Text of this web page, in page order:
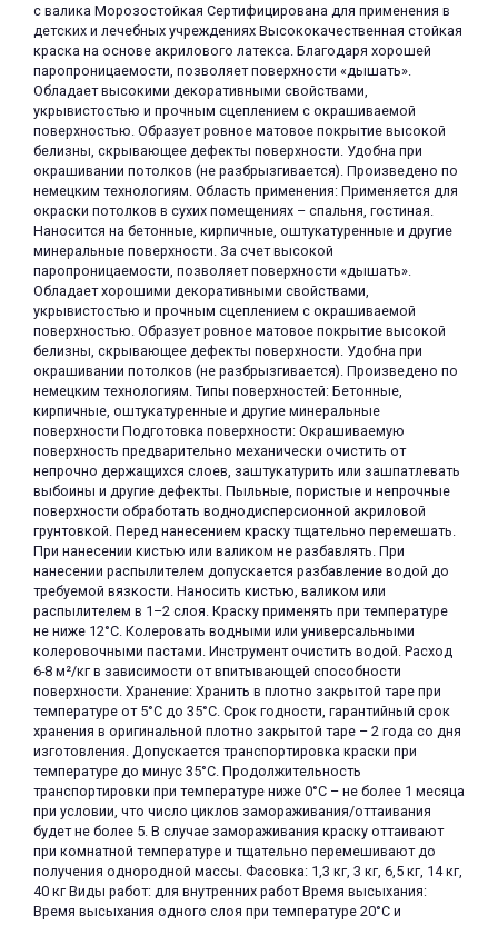
с валика Морозостойкая Сертифицирована для применения в
детских и лечебных учреждениях Высококачественная стойкая
краска на основе акрилового латекса. Благодаря хорошей
паропроницаемости, позволяет поверхности «дышать».
Обладает высокими декоративными свойствами,
укрывистостью и прочным сцеплением с окрашиваемой
поверхностью. Образует ровное матовое покрытие высокой
белизны, скрывающее дефекты поверхности. Удобна при
окрашивании потолков (не разбрызгивается). Произведено по
немецким технологиям. Область применения: Применяется для
окраски потолков в сухих помещениях – спальня, гостиная.
Наносится на бетонные, кирпичные, оштукатуренные и другие
минеральные поверхности. За счет высокой
паропроницаемости, позволяет поверхности «дышать».
Обладает хорошими декоративными свойствами,
укрывистостью и прочным сцеплением с окрашиваемой
поверхностью. Образует ровное матовое покрытие высокой
белизны, скрывающее дефекты поверхности. Удобна при
окрашивании потолков (не разбрызгивается). Произведено по
немецким технологиям. Типы поверхностей: Бетонные,
кирпичные, оштукатуренные и другие минеральные
поверхности Подготовка поверхности: Окрашиваемую
поверхность предварительно механически очистить от
непрочно держащихся слоев, заштукатурить или зашпатлевать
выбоины и другие дефекты. Пыльные, пористые и непрочные
поверхности обработать воднодисперсионной акриловой
грунтовкой. Перед нанесением краску тщательно перемешать.
При нанесении кистью или валиком не разбавлять. При
нанесении распылителем допускается разбавление водой до
требуемой вязкости. Наносить кистью, валиком или
распылителем в 1–2 слоя. Краску применять при температуре
не ниже 12°С. Колеровать водными или универсальными
колеровочными пастами. Инструмент очистить водой. Расход
6-8 м²/кг в зависимости от впитывающей способности
поверхности. Хранение: Хранить в плотно закрытой таре при
температуре от 5°С до 35°С. Срок годности, гарантийный срок
хранения в оригинальной плотно закрытой таре – 2 года со дня
изготовления. Допускается транспортировка краски при
температуре до минус 35°С. Продолжительность
транспортировки при температуре ниже 0°С – не более 1 месяца
при условии, что число циклов замораживания/оттаивания
будет не более 5. В случае замораживания краску оттаивают
при комнатной температуре и тщательно перемешивают до
получения однородной массы. Фасовка: 1,3 кг, 3 кг, 6,5 кг, 14 кг,
40 кг Виды работ: для внутренних работ Время высыхания:
Время высыхания одного слоя при температуре 20°С и
раз в 2 недели